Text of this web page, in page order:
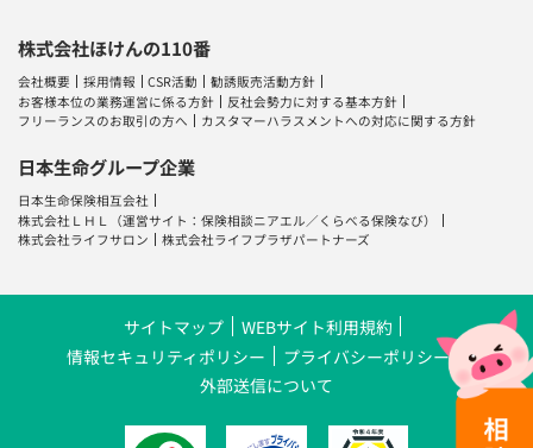
株式会社ほけんの110番
会社概要 採用情報 CSR活動
勧誘販売活動方針
お客様本位の業務運営に係る方針
反社会勢力に対する基本方針
フリーランスのお取引の方へ
カスタマーハラスメントへの対応に関する方針
日本生命グループ企業
日本生命保険相互会社
株式会社ＬＨＬ
（運営サイト：保険相談ニアエル ／ くらべる保険なび）
株式会社ライフサロン
株式会社ライフプラザパートナーズ
サイトマップ
WEBサイト利用規約
情報セキュリティポリシー
プライバシーポリシー
外部送信について